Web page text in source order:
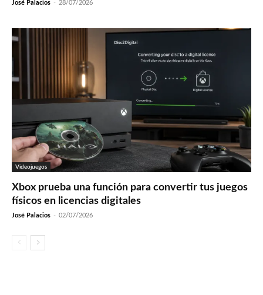
José Palacios - 28/07/2026
Videojuegos
Xbox prueba una función para convertir tus juegos
físicos en licencias digitales
José Palacios - 02/07/2026